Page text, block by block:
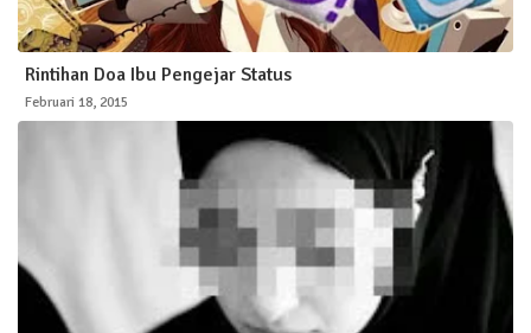
Rintihan Doa Ibu Pengejar Status
Februari 18, 2015